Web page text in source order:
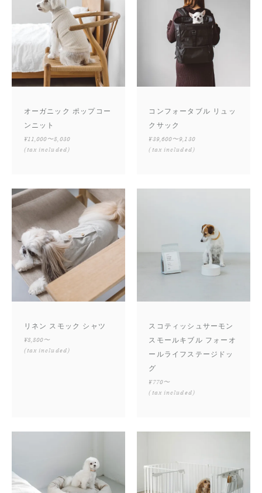
オーガニック ポップコー
ンニット
¥11,000〜8,030
(tax included)
コンフォータブル リュッ
クサック
¥39,600〜9,130
(tax included)
リネン スモック シャツ
¥8,800〜
(tax included)
スコティッシュサーモン
スモールキブル フォーオ
ールライフステージドッ
グ
¥770〜
(tax included)